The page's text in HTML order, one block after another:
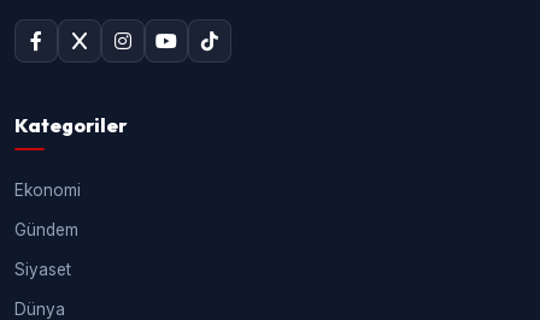
Kategoriler
Ekonomi
Gündem
Siyaset
Dünya